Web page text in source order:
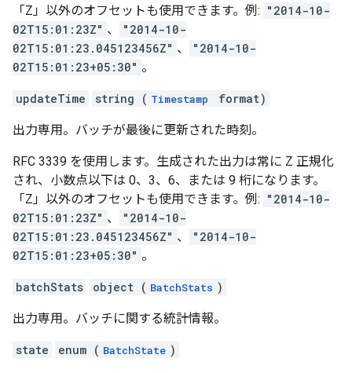
「Z」以外のオフセットも使用できます。例: "2014-10-
02T15:01:23Z" 、
"2014-10-
02T15:01:23.045123456Z" 、
"2014-10-
02T15:01:23+05:30" 。
updateTime string ( Timestamp format)
出力専用。バッチが最後に更新された時刻。
RFC 3339 を使用します。生成された出力は常に Z 正規化
され、小数点以下は 0、3、6、または 9 桁になります。
「Z」以外のオフセットも使用できます。例: "2014-10-
02T15:01:23Z" 、
"2014-10-
02T15:01:23.045123456Z" 、
"2014-10-
02T15:01:23+05:30" 。
batchStats object ( BatchStats )
出力専用。バッチに関する統計情報。
state enum ( BatchState )